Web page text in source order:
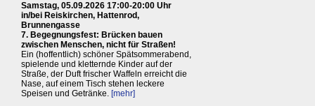
Samstag, 05.09.2026 17:00-20:00 Uhr
in/bei Reiskirchen, Hattenrod,
Brunnengasse
7. Begegnungsfest: Brücken bauen
zwischen Menschen, nicht für Straßen!
Ein (hoffentlich) schöner Spätsommerabend,
spielende und kletternde Kinder auf der
Straße, der Duft frischer Waffeln erreicht die
Nase, auf einem Tisch stehen leckere
Speisen und Getränke. [mehr]